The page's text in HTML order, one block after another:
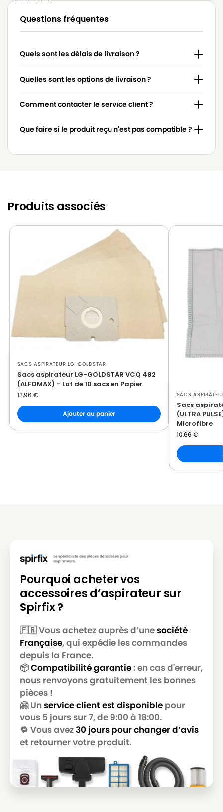
LG-
LG-GOLDSTAR 4200 (PASSION)
GOLDSTAR
LG-GOLDSTAR 5000 (PASSION)
LG-
GOLDSTAR
LG-GOLDSTAR BASIC (Série)
LG-
GOLDSTAR
LG-GOLDSTAR BONN (Série)
LG-
GOLDSTAR
LG-GOLDSTAR FVD 370
LG-GOLDSTAR PASSION (Série)
LG-
GOLDSTAR
LG-GOLDSTAR PASSION 3500
LG-
GOLDSTAR
LG-GOLDSTAR PASSION 3544
LG-
LG-GOLDSTAR PASSION 3800
LG-
GOLDSTAR
LG-GOLDSTAR PASSION 4000
LG-
GOLDSTAR
LG-GOLDSTAR PASSION 4200
LG-
LG-GOLDSTAR PUNCH (Série)
GOLDSTAR
LG-
GOLDSTAR
LG-GOLDSTAR T 2750
LG-
GOLDSTAR
LG-
GOLDSTAR
LG-GOLDSTAR T 2950
LG-
GOLDSTAR
LG-GOLDSTAR T 2990
LG-
GOLDSTAR
LG-
GOLDSTAR
LG-GOLDSTAR T 3900
GOLDSTAR
LG-GOLDSTAR TB 33
LG-
GOLDSTAR
LG-GOLDSTAR TB 34
Questions fréquentes
Quels sont les délais de livraison ?
Quelles sont les options de livraison ?
Comment contacter le service client ?
Que faire si le produit reçu n'est pas compatible ?
Produits associés
SACS ASPIRATEUR LG-GOLDSTAR
Sacs aspirateur LG-GOLDSTAR VCQ 482
(ALFOMAX) – Lot de 10 sacs en Papier
13,96 €
Ajouter au panier
SACS
Sacs
(ULTRA
Microfibre
10,66 €
Pourquoi acheter vos
accessoires d’aspirateur sur
Spirfix ?
🇫🇷 Vous achetez auprès d’unesociété
Française, qui expédie les commandes
depuis la France.
📦Compatibilité garantie: en cas d'erreur,
nous renvoyons gratuitement les bonnes
pièces !
🤗 Un service client est disponible pour
vous 5 jours sur 7, de 9:00 à 18:00.
🔁 Vous avez30 jours pour changer d’avis
et retourner votre produit.